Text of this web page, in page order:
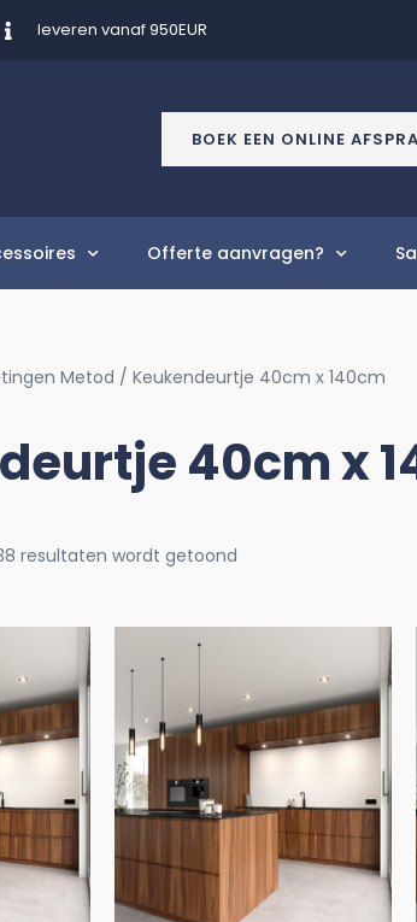
leveren vanaf 950EUR
BOEK EEN ONLINE
Offerte aanvragen?
Metod / Keukendeurtje 40cm x 140cm
40cm x
resultaten wordt getoond